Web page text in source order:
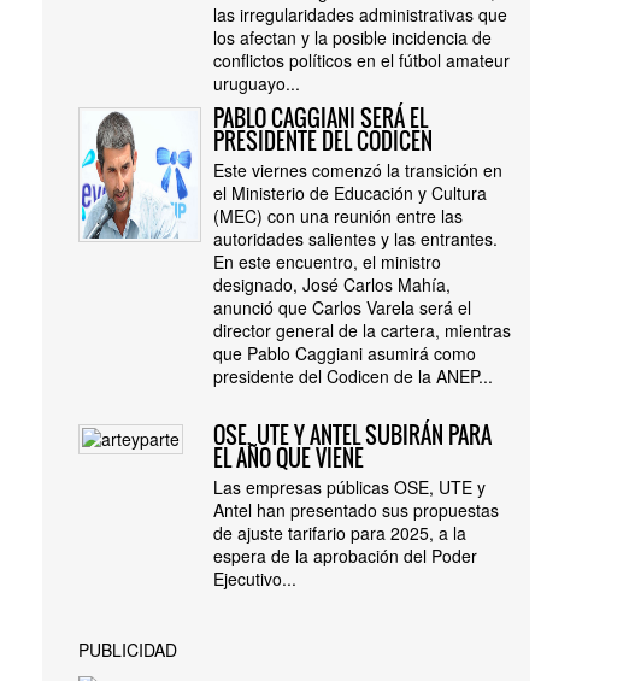
las irregularidades administrativas que
los afectan y la posible incidencia de
conflictos políticos en el fútbol amateur
uruguayo...
PABLO CAGGIANI SERÁ EL
PRESIDENTE DEL CODICEN
Este viernes comenzó la transición en
el Ministerio de Educación y Cultura
(MEC) con una reunión entre las
autoridades salientes y las entrantes.
En este encuentro, el ministro
designado, José Carlos Mahía,
anunció que Carlos Varela será el
director general de la cartera, mientras
que Pablo Caggiani asumirá como
presidente del Codicen de la ANEP...
OSE, UTE Y ANTEL SUBIRÁN PARA
EL AÑO QUE VIENE
Las empresas públicas OSE, UTE y
Antel han presentado sus propuestas
de ajuste tarifario para 2025, a la
espera de la aprobación del Poder
Ejecutivo...
PUBLICIDAD